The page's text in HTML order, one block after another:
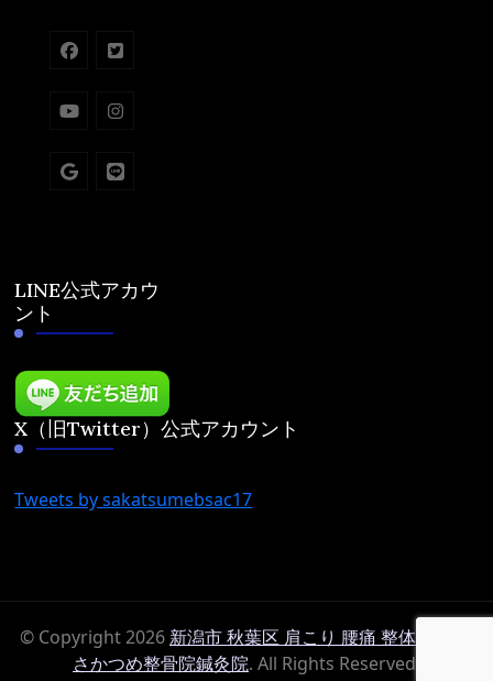
LINE公式アカウ
ント
X（旧Twitter）公式アカウント
Tweets by sakatsumebsac17
© Copyright 2026 新潟市 秋葉区 肩こり 腰痛 整体 鍼灸は
さかつめ整骨院鍼灸院. All Rights Reserved.